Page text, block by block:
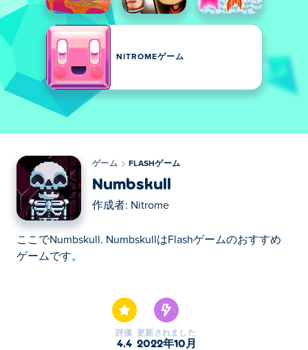
NITROMEゲーム
ゲーム FLASHゲーム
Numbskull
作成者: Nitrome
ここでNumbskull. NumbskullはFlashゲームのおすすめ
ゲームです。
評価
4.4
更新されました
2022年10月